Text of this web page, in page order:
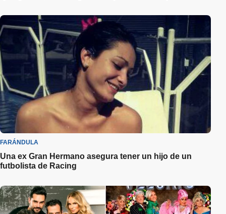
FARÁNDULA
Una ex Gran Hermano asegura tener un hijo de un
futbolista de Racing